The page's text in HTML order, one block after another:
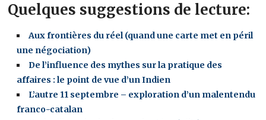
Quelques suggestions de lecture:
Aux frontières du réel (quand une carte met en péril
une négociation)
De l’influence des mythes sur la pratique des
affaires : le point de vue d’un Indien
L’autre 11 septembre – exploration d’un malentendu
franco-catalan